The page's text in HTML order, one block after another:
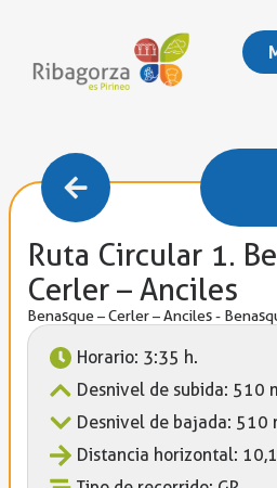
Ruta Circular 1.
Cerler – Anciles
Benasque – Cerler – Anciles -
Horario: 3:35 h.
Desnivel de subida: 510
Desnivel de bajada: 510
Distancia horizontal: